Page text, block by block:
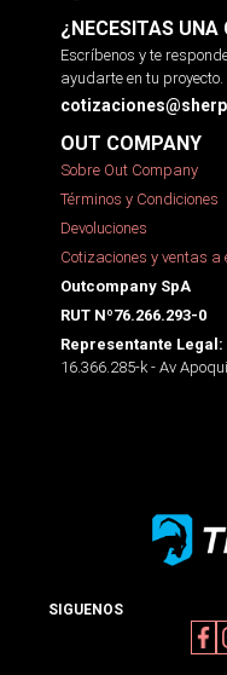
¿NECESITAS
Escríbenos y te
ayudarte en tu proyecto.
OUT COMPANY
Sobre Out Company
Términos y Condiciones
Devoluciones
Cotizaciones y ventas
Outcompany SpA
RUT Nº76.266.293-0
Representante Legal:
16.366.285-k - Av
SIGUENOS